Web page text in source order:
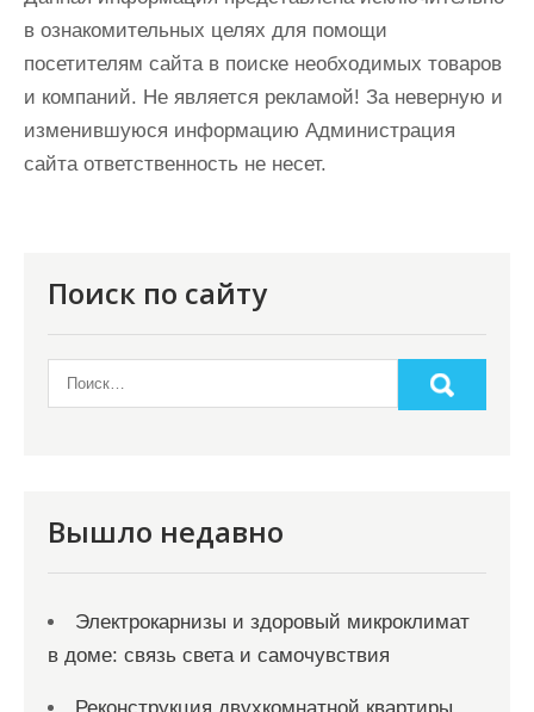
в ознакомительных целях для помощи
посетителям сайта в поиске необходимых товаров
и компаний. Не является рекламой! За неверную и
изменившуюся информацию Администрация
сайта ответственность не несет.
Поиск по сайту
Вышло недавно
Электрокарнизы и здоровый микроклимат
в доме: связь света и самочувствия